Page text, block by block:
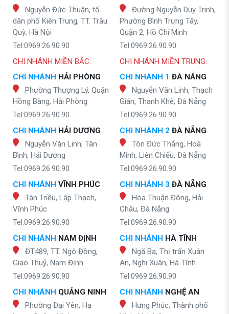
Nguyễn Đức Thuận, tổ
dân phố Kiên Trung, TT. Trâu
Quỳ, Hà Nội
Tel:0969.26.90.90
Đường Nguyễn Duy Trinh,
Phường Bình Trưng Tây,
Quận 2, Hồ Chí Minh
Tel:0969.26.90.90
CHI NHÁNH MIỀN BẮC:
CHI NHÁNH HẢI PHÒNG
Phường Thượng Lý, Quận
Hồng Bàng, Hải Phòng
Tel:0969.26.90.90
CHI NHÁNH HẢI DƯƠNG
Nguyễn Văn Linh, Tân
Bình, Hải Dương
Tel:0969.26.90.90
CHI NHÁNH VĨNH PHÚC
Tân Triều, Lập Thạch,
Vĩnh Phúc
Tel:0969.26.90.90
CHI NHÁNH NAM ĐỊNH
ĐT489, TT. Ngô Đồng,
Giao Thuỷ, Nam Định
Tel:0969.26.90.90
CHI NHÁNH QUẢNG NINH
Phường Đại Yên, Hạ
CHI NHÁNH MIỀN TRUNG:
CHI NHÁNH 1 ĐÀ NẴNG
Nguyễn Văn Linh, Thạch
Gián, Thanh Khê, Đà Nẵng
Tel:0969.26.90.90
CHI NHÁNH 2 ĐÀ NẴNG
Tôn Đức Thắng, Hoà
Minh, Liên Chiểu, Đà Nẵng
Tel:0969.26.90.90
CHI NHÁNH 3 ĐÀ NẴNG
Hòa Thuận Đông, Hải
Châu, Đà Nẵng
Tel:0969.26.90.90
CHI NHÁNH HÀ TĨNH
Ngã Ba, Thị trấn Xuân
An, Nghi Xuân, Hà Tĩnh
Tel:0969.26.90.90
CHI NHÁNH NGHỆ AN
Hưng Phúc, Thành phố